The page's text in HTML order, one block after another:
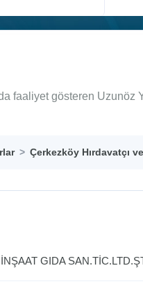
faaliyet gösteren Uzunöz
Çerkezköy Hırdavatçı
GIDA